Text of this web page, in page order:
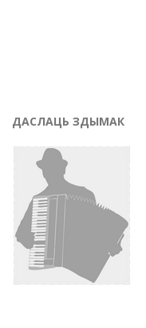
ДАСЛАЦЬ ЗДЫМАК